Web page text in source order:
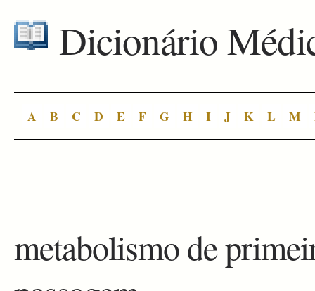
Dicionário
A B C D E F G H I J K L M
metabolismo de